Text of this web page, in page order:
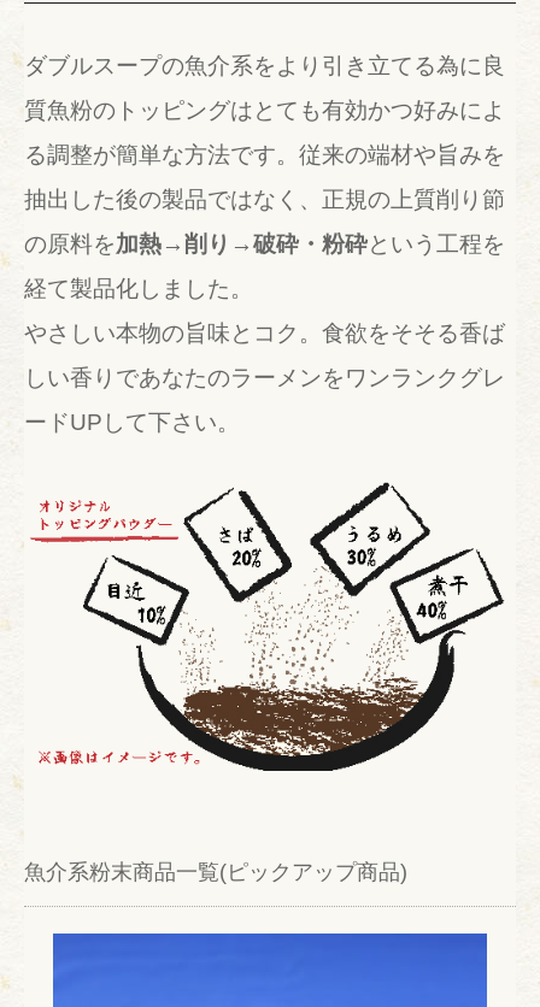
ダブルスープの魚介系をより引き立てる為に良
質魚粉のトッピングはとても有効かつ好みによ
る調整が簡単な方法です。従来の端材や旨みを
抽出した後の製品ではなく、正規の上質削り節
の原料を加熱→削り→破砕・粉砕という工程を
経て製品化しました。
やさしい本物の旨味とコク。食欲をそそる香ば
しい香りであなたのラーメンをワンランクグレ
ードUPして下さい。
魚介系粉末商品一覧(ピックアップ商品)